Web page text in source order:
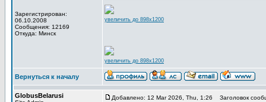
Зарегистрирован:
06.10.2008
Сообщения: 12169
Откуда: Минск
увеличить до 898x1200
увеличить до 898x1200
Вернуться к началу
GlobusBelarusi Добавлено: 12 Mar 2026, Thu, 1:26 Заголовок